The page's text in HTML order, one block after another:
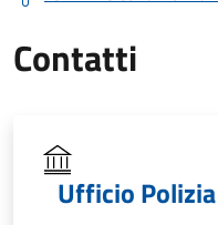
Contatti
Ufficio